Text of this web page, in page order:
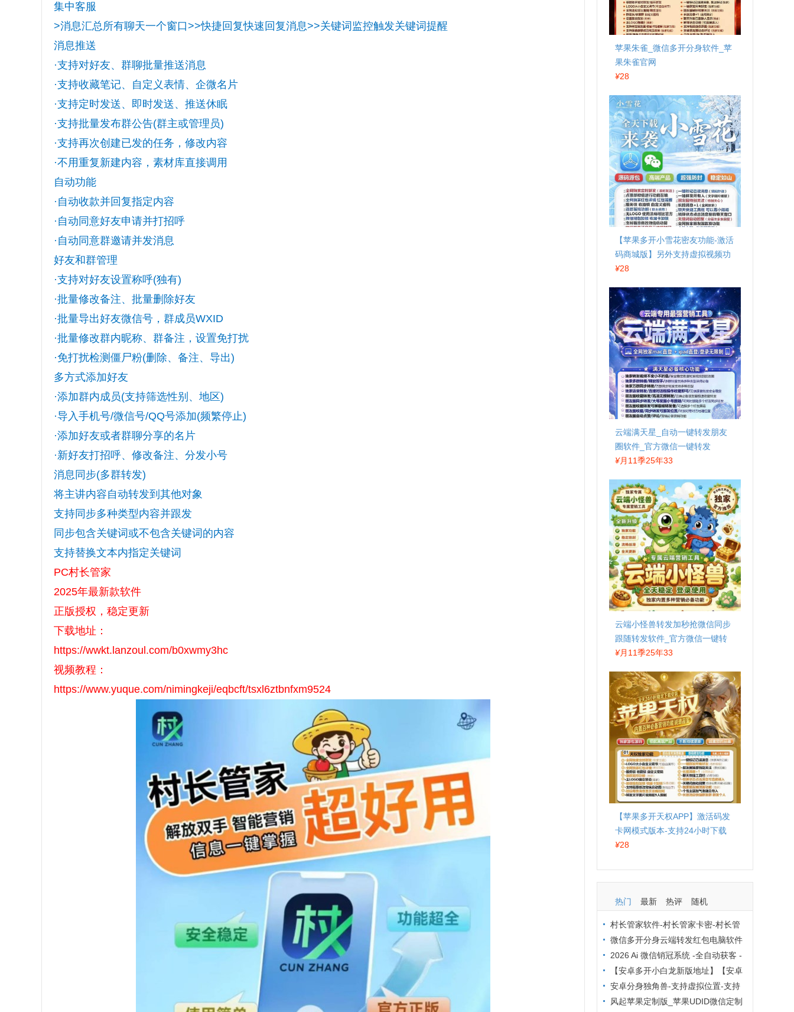
集中客服
>消息汇总所有聊天一个窗口>>快捷回复快速回复消息>>关键词监控触发关键词提醒
消息推送
·支持对好友、群聊批量推送消息
·支持收藏笔记、自定义表情、企微名片
·支持定时发送、即时发送、推送休眠
·支持批量发布群公告(群主或管理员)
·支持再次创建已发的任务，修改内容
·不用重复新建内容，素材库直接调用
自动功能
·自动收款并回复指定内容
·自动同意好友申请并打招呼
·自动同意群邀请并发消息
好友和群管理
·支持对好友设置称呼(独有)
·批量修改备注、批量删除好友
·批量导出好友微信号，群成员WXID
·批量修改群内昵称、群备注，设置免打扰
·免打扰检测僵尸粉(删除、备注、导出)
多方式添加好友
·添加群内成员(支持筛选性别、地区)
·导入手机号/微信号/QQ号添加(频繁停止)
·添加好友或者群聊分享的名片
·新好友打招呼、修改备注、分发小号
消息同步(多群转发)
将主讲内容自动转发到其他对象
支持同步多种类型内容并跟发
同步包含关键词或不包含关键词的内容
支持替换文本内指定关键词
PC村长管家
2025年最新款软件
正版授权，稳定更新
下载地址：
https://wwkt.lanzoul.com/b0xwmy3hc
视频教程：
https://www.yuque.com/nimingkeji/eqbcft/tsxl6ztbnfxm9524
苹果朱雀_微信多开分身软件_苹
果朱雀官网
¥28
【苹果多开小雪花密友功能-激活
码商城版】另外支持虚拟视频功
能
¥28
云端满天星_自动一键转发朋友
圈软件_官方微信一键转发
¥月11季25年33
云端小怪兽转发加秒抢微信同步
跟随转发软件_官方微信一键转
发
¥月11季25年33
【苹果多开天权APP】激活码发
卡网模式版本-支持24小时下载
¥28
热门 最新 热评 随机
村长管家软件-村长管家卡密-村长管
家下载-村长管家群发工具激活码
微信多开分身云端转发红包电脑软件
防封技巧大全：这 6 招让你远离封号烦
恼
2026 Ai 微信销冠系统 -全自动获客 -
企业微信营销降本增效方案
【安卓多开小白龙新版地址】【安卓
猪猪分身定制版激活码授权】
安卓分身独角兽-支持虚拟位置-支持
主题更换
风起苹果定制版_苹果UDID微信定制